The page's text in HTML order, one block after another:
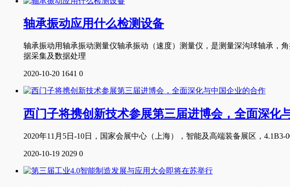
轴承振动应用什么检测设备
轴承振动用轴承振动测量仪轴承振动（速度）测量仪，是测量深沟球轴承，
据采集及数据处理
2020-10-20 1641 0
西门子将携创新技术参展第三届进博会，全面深化
2020年11月5日-10日，国家会展中心（上海），智能及高端装备展区，
2020-10-19 2029 0